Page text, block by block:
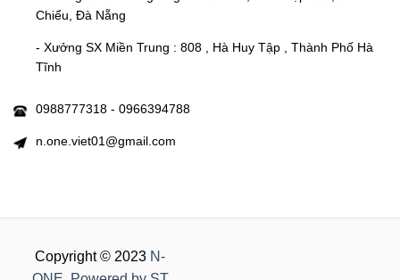
Chiểu, Đà Nẵng
- Xưởng SX Miền Trung : 808 , Hà Huy Tập , Thành Phố Hà
Tĩnh
0988777318 - 0966394788
n.one.viet01@gmail.com
Copyright © 2023 N-